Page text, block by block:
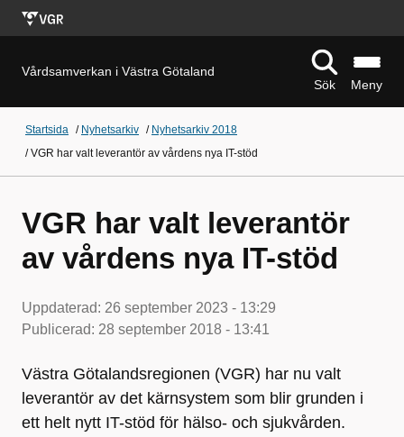
Vårdsamverkan i Västra Götaland
Sök
Meny
Startsida / Nyhetsarkiv / Nyhetsarkiv 2018
/VGR har valt leverantör av vårdens nya IT-stöd
VGR har valt leverantör
av vårdens nya IT-stöd
Uppdaterad: 26 september 2023 - 13:29
Publicerad: 28 september 2018 - 13:41
Västra Götalandsregionen (VGR) har nu valt
leverantör av det kärnsystem som blir grunden i
ett helt nytt IT-stöd för hälso- och sjukvården.